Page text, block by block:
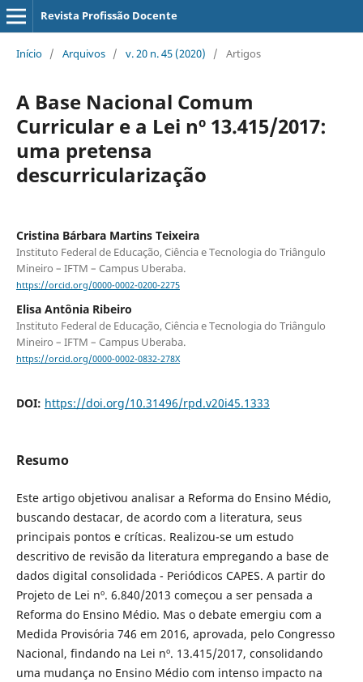
Revista Profissão Docente
Início / Arquivos / v. 20 n. 45 (2020) / Artigos
A Base Nacional Comum
Curricular e a Lei nº 13.415/2017:
uma pretensa
descurricularização
Cristina Bárbara Martins Teixeira
Instituto Federal de Educação, Ciência e Tecnologia do Triângulo
Mineiro – IFTM – Campus Uberaba.
https://orcid.org/0000-0002-0200-2275
Elisa Antônia Ribeiro
Instituto Federal de Educação, Ciência e Tecnologia do Triângulo
Mineiro – IFTM – Campus Uberaba.
https://orcid.org/0000-0002-0832-278X
DOI: https://doi.org/10.31496/rpd.v20i45.1333
Resumo
Este artigo objetivou analisar a Reforma do Ensino Médio,
buscando destacar, de acordo com a literatura, seus
principais pontos e críticas. Realizou-se um estudo
descritivo de revisão da literatura empregando a base de
dados digital consolidada - Periódicos CAPES. A partir do
Projeto de Lei nº. 6.840/2013 começou a ser pensada a
Reforma do Ensino Médio. Mas o debate emergiu com a
Medida Provisória 746 em 2016, aprovada, pelo Congresso
Nacional, findando na Lei nº. 13.415/2017, consolidando
uma mudança no Ensino Médio com intenso impacto na